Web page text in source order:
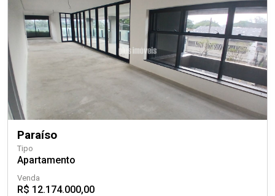
Paraíso
Tipo
Apartamento
Venda
R$ 12.174.000,00